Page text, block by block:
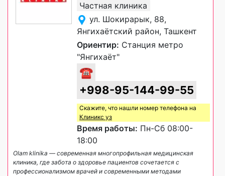
Частная клиника
ул. Шокирарык, 88,
Янгихаётский район, Ташкент
Ориентир: Станция метро
"Янгихаёт"
☎
+998-95-144-99-55
Скажите, что нашли номер телефона на
Клиникс уз
Время работы: Пн-Сб 08:00-
18:00
Olam klinika — современная многопрофильная медицинская
клиника, где забота о здоровье пациентов сочетается с
профессионализмом врачей и современными методами